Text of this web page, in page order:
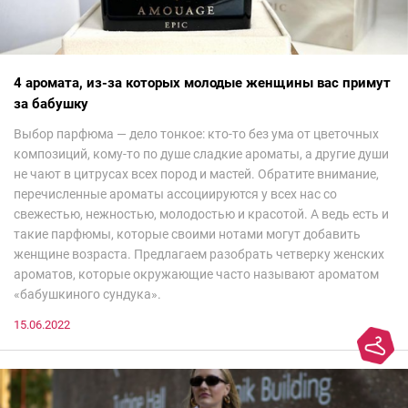
4 аромата, из-за которых молодые женщины вас примут
за бабушку
Выбор парфюма — дело тонкое: кто-то без ума от цветочных
композиций, кому-то по душе сладкие ароматы, а другие души
не чают в цитрусах всех пород и мастей. Обратите внимание,
перечисленные ароматы ассоциируются у всех нас со
свежестью, нежностью, молодостью и красотой. А ведь есть и
такие парфюмы, которые своими нотами могут добавить
женщине возраста. Предлагаем разобрать четверку женских
ароматов, которые окружающие часто называют ароматом
«бабушкиного сундука».
15.06.2022